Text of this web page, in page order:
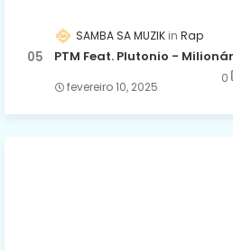
SAMBA SA MUZIK Rap
PTM Feat. Plutonio -
fevereiro 10, 2025
0